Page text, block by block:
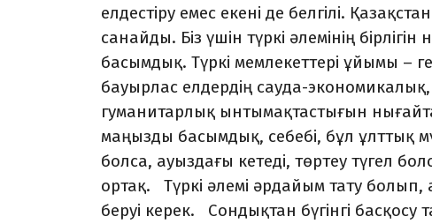
елдестіру емес екені де белгілі.
санайды. Біз үшін түркі әлемінің
басымдық. Түркі мемлекеттері ұйымы –
бауырлас елдердің сауда-
гуманитарлық ынтымақтастығын
маңызды басымдық, себебі, бұл ұлттық
болса, ауыздағы кетеді, төртеу түгел
ортақ. Түркі әлемі әрдайым тату
беруі керек. Сондықтан бүгінгі басқосу